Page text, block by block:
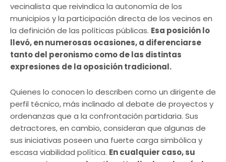
vecinalista que reivindica la autonomía de los
municipios y la participación directa de los vecinos en
la definición de las políticas públicas. Esa posición lo
llevó, en numerosas ocasiones, a diferenciarse
tanto del peronismo como de las distintas
expresiones de la oposición tradicional.
Quienes lo conocen lo describen como un dirigente de
perfil técnico, más inclinado al debate de proyectos y
ordenanzas que a la confrontación partidaria. Sus
detractores, en cambio, consideran que algunas de
sus iniciativas poseen una fuerte carga simbólica y
escasa viabilidad política. En cualquier caso, su